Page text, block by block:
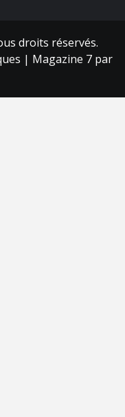
droits réservés.
| Magazine 7 par